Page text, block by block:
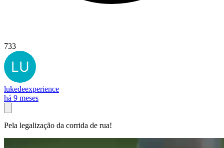
733
lukedeexperience
há 9 meses
Pela legalização da corrida de rua!